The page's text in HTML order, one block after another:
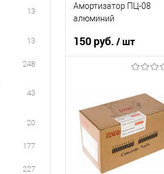
13
13
248
43
20
177
227
Амортизатор ПЦ-08
алюминий
150 руб. / шт
К сравнению
В избранное
В наличии